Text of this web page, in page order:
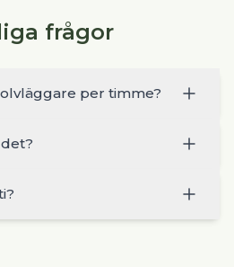
frågor
per timme?